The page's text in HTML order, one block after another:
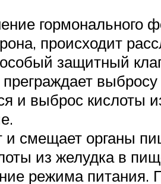
гормонального
происходит
защитный
и выброс кислоты
и смещает органы
из желудка в
режима